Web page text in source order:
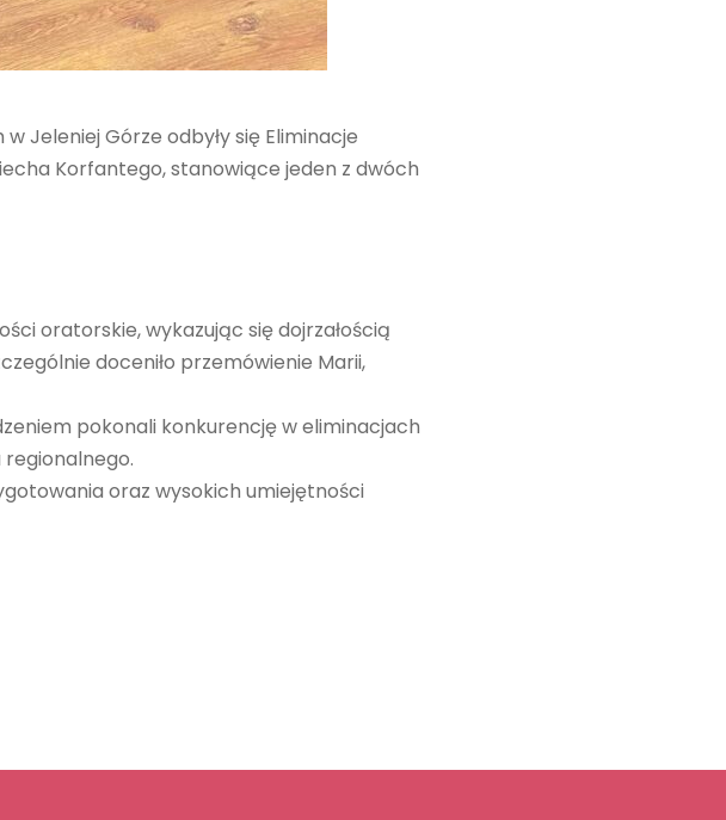
Jeleniej Górze odbyły się Eliminacje
Korfantego, stanowiące jeden z dwóch
oratorskie, wykazując się dojrzałością
doceniło przemówienie Marii,
pokonali konkurencję w eliminacjach
oraz wysokich umiejętności